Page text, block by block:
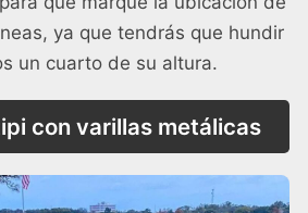
ya que tendrás que hundir
un cuarto de su altura.
con varillas metálicas